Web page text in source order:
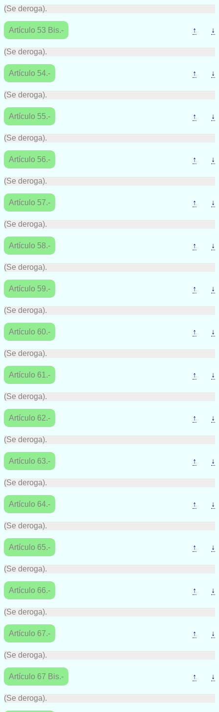
(Se deroga).
Artículo 53 Bis.- ↑ ↓
(Se deroga).
Artículo 54.- ↑ ↓
(Se deroga).
Artículo 55.- ↑ ↓
(Se deroga).
Artículo 56.- ↑ ↓
(Se deroga).
Artículo 57.- ↑ ↓
(Se deroga).
Artículo 58.- ↑ ↓
(Se deroga).
Artículo 59.- ↑ ↓
(Se deroga).
Artículo 60.- ↑ ↓
(Se deroga).
Artículo 61.- ↑ ↓
(Se deroga).
Artículo 62.- ↑ ↓
(Se deroga).
Artículo 63.- ↑ ↓
(Se deroga).
Artículo 64.- ↑ ↓
(Se deroga).
Artículo 65.- ↑ ↓
(Se deroga).
Artículo 66.- ↑ ↓
(Se deroga).
Artículo 67.- ↑ ↓
(Se deroga).
Artículo 67 Bis.- ↑ ↓
(Se deroga).